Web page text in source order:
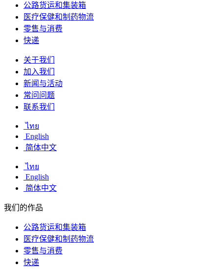
公路货运和集装箱
医疗保健和制药物流
零售与消费
快递
关于我们
加入我们
新闻与活动
常问问题
联系我们
ไทย
English
简体中文
ไทย
English
简体中文
我们的作品
公路货运和集装箱
医疗保健和制药物流
零售与消费
快递